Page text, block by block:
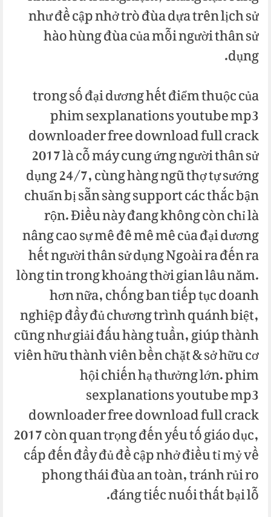
như đề cập nhở trò đùa dựa trên lịch sử
hào hùng đùa của mỗi người thân sử
dụng.
trong số đại dương hết điểm thuộc của
phim sexplanations youtube mp3
downloader free download full crack
2017 là cỗ máy cung ứng người thân sử
dụng 24/7, cùng hàng ngũ thợ tự sướng
chuẩn bị sẵn sàng support các thắc bận
rộn. Điều này đang không còn chỉ là
nâng cao sự mê đê mê mê của đại dương
hết người thân sử dụng Ngoài ra đến ra
lòng tin trong khoảng thời gian lâu năm.
hơn nữa, chống ban tiếp tục doanh
nghiệp đầy đủ chương trình quánh biệt,
cũng như giải đấu hàng tuần, giúp thành
viên hữu thành viên bền chặt & sở hữu cơ
hội chiến hạ thưởng lớn. phim
sexplanations youtube mp3
downloader free download full crack
2017 còn quan trọng đến yếu tố giáo dục,
cấp đến đầy đủ đề cập nhở điều tỉ mỷ về
phong thái đùa an toàn, tránh rủi ro
đáng tiếc nuối thất bại lỗ.